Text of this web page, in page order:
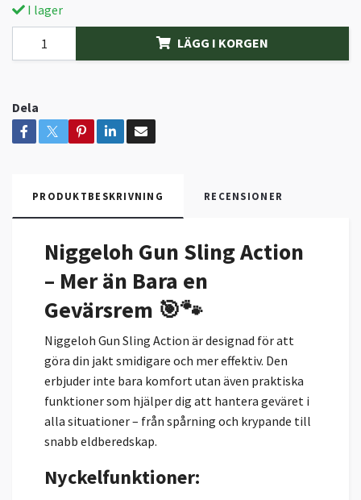
I lager
LÄGG I KORGEN
Dela
PRODUKTBESKRIVNING RECENSIONER
Niggeloh Gun Sling Action
– Mer än Bara en
Gevärsrem 🎯🐾
Niggeloh Gun Sling Action är designad för att
göra din jakt smidigare och mer effektiv. Den
erbjuder inte bara komfort utan även praktiska
funktioner som hjälper dig att hantera geväret i
alla situationer – från spårning och krypande till
snabb eldberedskap.
Nyckelfunktioner: